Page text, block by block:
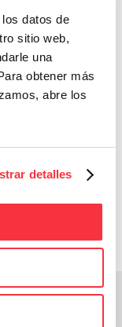
datos de
sitio web,
una
obtener más
abre los
detalles